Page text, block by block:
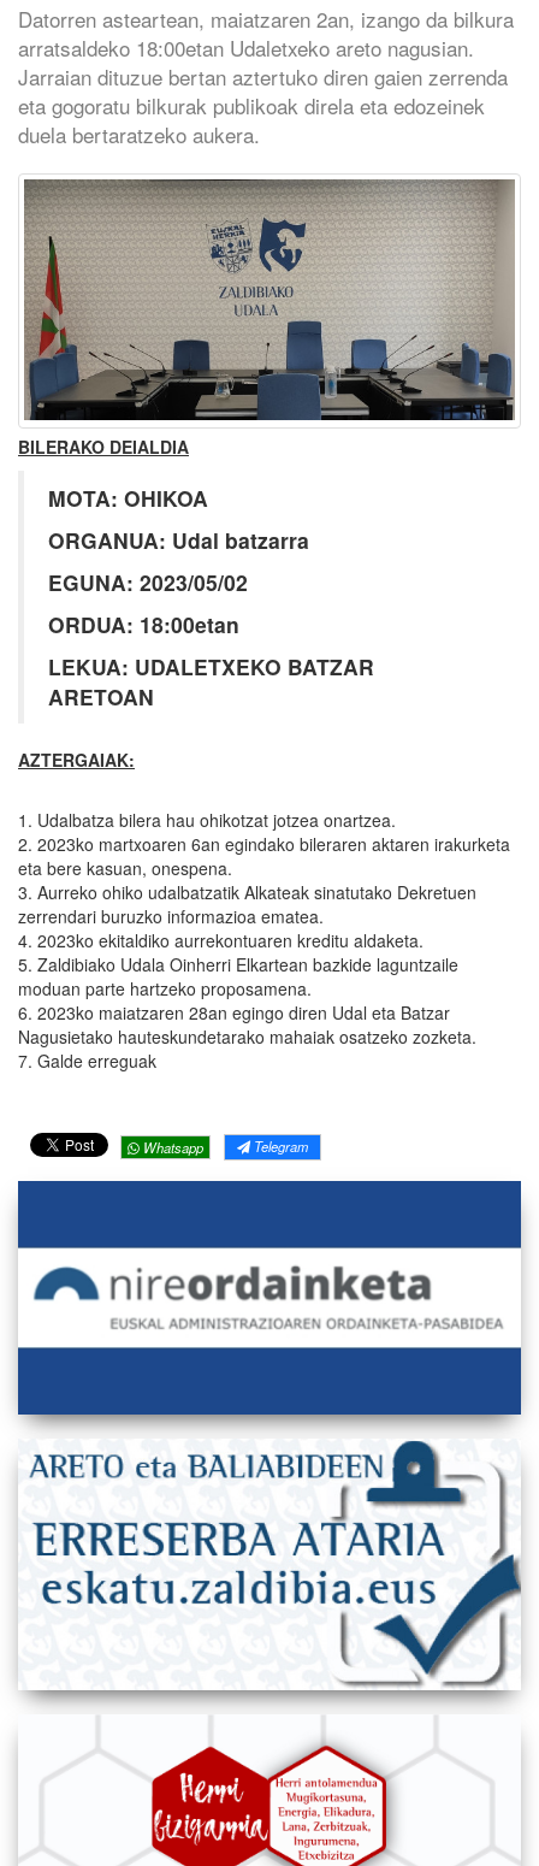
Datorren asteartean, maiatzaren 2an, izango da bilkura
arratsaldeko 18:00etan Udaletxeko areto nagusian.
Jarraian dituzue bertan aztertuko diren gaien zerrenda
eta gogoratu bilkurak publikoak direla eta edozeinek
duela bertaratzeko aukera.
BILERAKO DEIALDIA
MOTA: OHIKOA
ORGANUA: Udal batzarra
EGUNA: 2023/05/02
ORDUA: 18:00etan
LEKUA: UDALETXEKO BATZAR
ARETOAN
AZTERGAIAK:
1. Udalbatza bilera hau ohikotzat jotzea onartzea.
2. 2023ko martxoaren 6an egindako bileraren aktaren irakurketa
eta bere kasuan, onespena.
3. Aurreko ohiko udalbatzatik Alkateak sinatutako Dekretuen
zerrendari buruzko informazioa ematea.
4. 2023ko ekitaldiko aurrekontuaren kreditu aldaketa.
5. Zaldibiako Udala Oinherri Elkartean bazkide laguntzaile
moduan parte hartzeko proposamena.
6. 2023ko maiatzaren 28an egingo diren Udal eta Batzar
Nagusietako hauteskundetarako mahaiak osatzeko zozketa.
7. Galde erreguak
Whatsapp Telegram